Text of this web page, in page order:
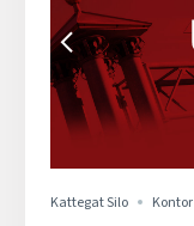
Kattegat Silo Kontor